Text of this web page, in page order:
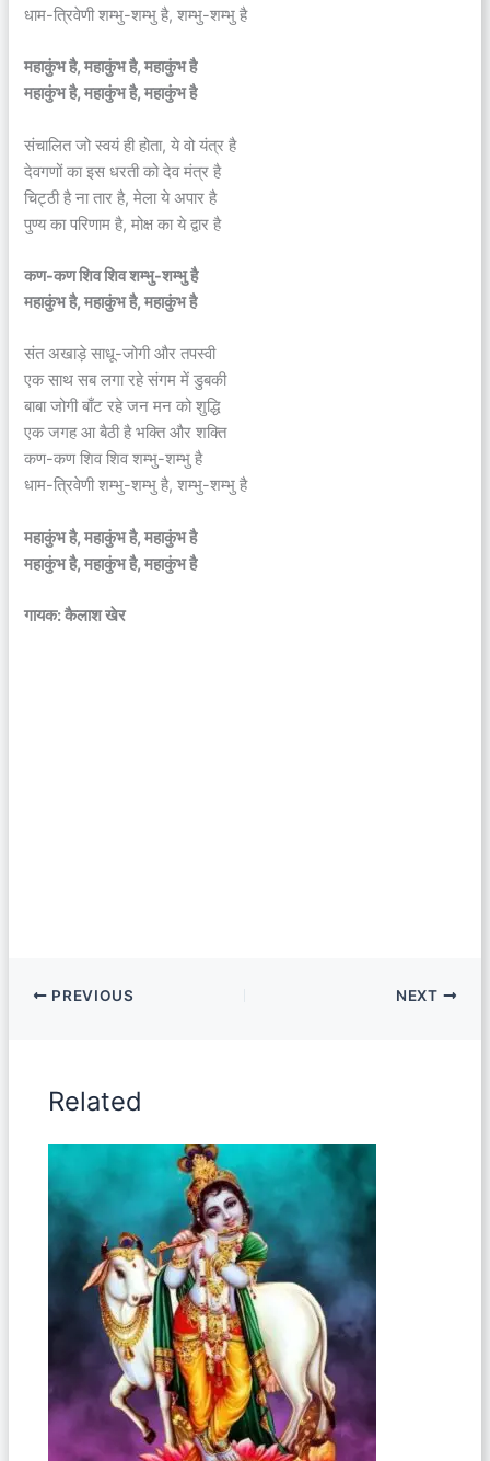
धाम-त्रिवेणी शम्भु-शम्भु है, शम्भु-शम्भु है
महाकुंभ है, महाकुंभ है, महाकुंभ है
महाकुंभ है, महाकुंभ है, महाकुंभ है
संचालित जो स्वयं ही होता, ये वो यंत्र है
देवगणों का इस धरती को देव मंत्र है
चिट्ठी है ना तार है, मेला ये अपार है
पुण्य का परिणाम है, मोक्ष का ये द्वार है
कण-कण शिव शिव शम्भु-शम्भु है
महाकुंभ है, महाकुंभ है, महाकुंभ है
संत अखाड़े साधू-जोगी और तपस्वी
एक साथ सब लगा रहे संगम में डुबकी
बाबा जोगी बाँट रहे जन मन को शुद्धि
एक जगह आ बैठी है भक्ति और शक्ति
कण-कण शिव शिव शम्भु-शम्भु है
धाम-त्रिवेणी शम्भु-शम्भु है, शम्भु-शम्भु है
महाकुंभ है, महाकुंभ है, महाकुंभ है
महाकुंभ है, महाकुंभ है, महाकुंभ है
गायक: कैलाश खेर
PREVIOUS NEXT
Related